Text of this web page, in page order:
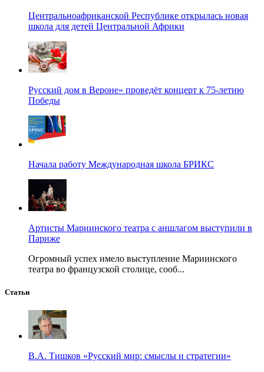
Центральноафриканской Республике открылась новая
школа для детей Центральной Африки
Русский дом в Вероне» проведёт концерт к 75-летию
Победы
Начала работу Международная школа БРИКС
Артисты Мариинского театра с аншлагом выступили в
Париже
Огромный успех имело выступление Мариинского
театра во французской столице, сооб...
Статьи
В.А. Тишков «Русский мир: смыслы и стратегии»